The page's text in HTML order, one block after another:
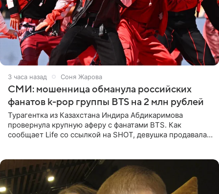
3 часа назад Соня Жарова
СМИ: мошенница обманула российских
фанатов k-pop группы BTS на 2 млн рублей
Турагентка из Казахстана Индира Абдикаримова
провернула крупную аферу с фанатами BTS. Как
сообщает Life со ссылкой на SHOT, девушка продавала